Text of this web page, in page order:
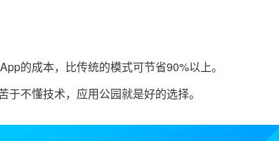
的成本，比传统的模式可节省90%以上。
于不懂技术，应用公园就是好的选择。